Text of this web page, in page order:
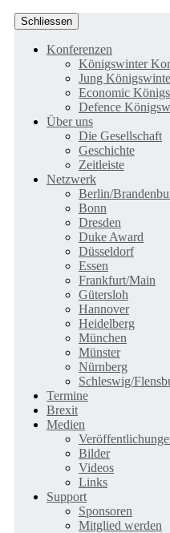
Schliessen
Konferenzen
Königswinter
Jung
Economic
Defence
Über uns
Die Gesellschaft
Geschichte
Zeitleiste
Netzwerk
Berlin/
Bonn
Dresden
Duke Award
Düsseldorf
Essen
Frankfurt/Main
Gütersloh
Hannover
Heidelberg
München
Münster
Nürnberg
Schleswig/
Termine
Brexit
Medien
Bilder
Videos
Links
Support
Sponsoren
Mitglied werden